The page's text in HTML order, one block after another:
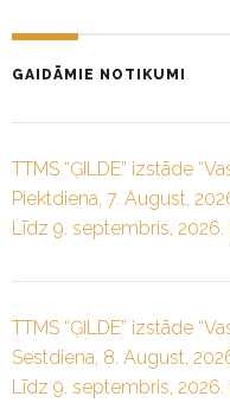
GAIDĀMIE NOTIKUMI
TTMS “ĢILDE” izstāde
Piektdiena, 7. August,
Līdz 9. septembris,
TTMS “ĢILDE” izstāde
Sestdiena, 8. August,
Līdz 9. septembris,